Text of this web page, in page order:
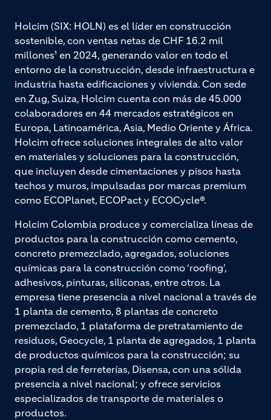
Holcim (SIX: HOLN) es el líder en construcción
sostenible, con ventas netas de CHF 16.2 mil
millones¹ en 2024, generando valor en todo el
entorno de la construcción, desde infraestructura e
industria hasta edificaciones y vivienda. Con sede
en Zug, Suiza, Holcim cuenta con más de 45.000
colaboradores en 44 mercados estratégicos en
Europa, Latinoamérica, Asia, Medio Oriente y África.
Holcim ofrece soluciones integrales de alto valor
en materiales y soluciones para la construcción,
que incluyen desde cimentaciones y pisos hasta
techos y muros, impulsadas por marcas premium
como ECOPlanet, ECOPact y ECOCycle®.
Holcim Colombia produce y comercializa líneas de
productos para la construcción como cemento,
concreto premezclado, agregados, soluciones
químicas para la construcción como ‘roofing’,
adhesivos, pinturas, siliconas, entre otros. La
empresa tiene presencia a nivel nacional a través de
1 planta de cemento, 8 plantas de concreto
premezclado, 1 plataforma de pretratamiento de
residuos, Geocycle, 1 planta de agregados, 1 planta
de productos químicos para la construcción; su
propia red de ferreterías, Disensa, con una sólida
presencia a nivel nacional; y ofrece servicios
especializados de transporte de materiales o
productos.